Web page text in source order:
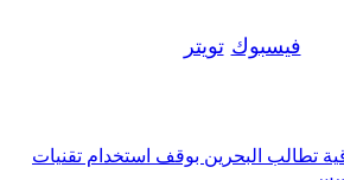
فيسبوك تويتر